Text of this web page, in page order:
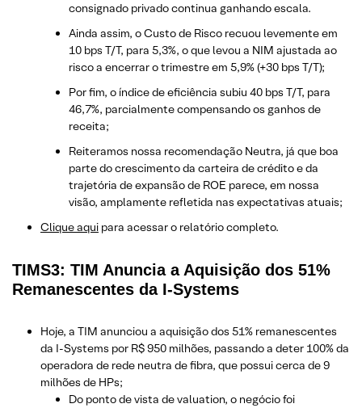
consignado privado continua ganhando escala.
Ainda assim, o Custo de Risco recuou levemente em
10 bps T/T, para 5,3%, o que levou a NIM ajustada ao
risco a encerrar o trimestre em 5,9% (+30 bps T/T);
Por fim, o índice de eficiência subiu 40 bps T/T, para
46,7%, parcialmente compensando os ganhos de
receita;
Reiteramos nossa recomendação Neutra, já que boa
parte do crescimento da carteira de crédito e da
trajetória de expansão de ROE parece, em nossa
visão, amplamente refletida nas expectativas atuais;
Clique aqui para acessar o relatório completo.
TIMS3: TIM Anuncia a Aquisição dos 51%
Remanescentes da I-Systems
Hoje, a TIM anunciou a aquisição dos 51% remanescentes
da I-Systems por R$ 950 milhões, passando a deter 100% da
operadora de rede neutra de fibra, que possui cerca de 9
milhões de HPs;
Do ponto de vista de valuation, o negócio foi